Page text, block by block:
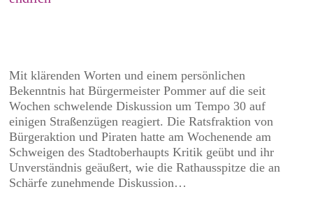
Mit klärenden Worten und einem persönlichen
Bekenntnis hat Bürgermeister Pommer auf die seit
Wochen schwelende Diskussion um Tempo 30 auf
einigen Straßenzügen reagiert. Die Ratsfraktion von
Bürgeraktion und Piraten hatte am Wochenende am
Schweigen des Stadtoberhaupts Kritik geübt und ihr
Unverständnis geäußert, wie die Rathausspitze die an
Schärfe zunehmende Diskussion…